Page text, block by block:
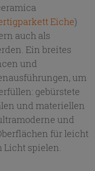
Eiche)
auch als
Ein breites
und
um
gebürstete
und materiellen
und
für leicht
Licht spielen.